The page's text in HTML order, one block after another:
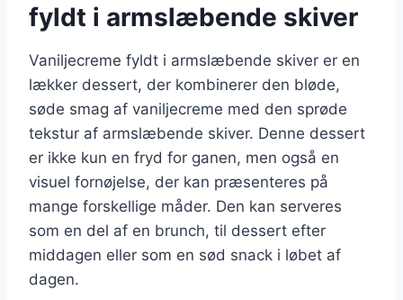
fyldt i armslæbende skiver
Vaniljecreme fyldt i armslæbende skiver er en
lækker dessert, der kombinerer den bløde,
søde smag af vaniljecreme med den sprøde
tekstur af armslæbende skiver. Denne dessert
er ikke kun en fryd for ganen, men også en
visuel fornøjelse, der kan præsenteres på
mange forskellige måder. Den kan serveres
som en del af en brunch, til dessert efter
middagen eller som en sød snack i løbet af
dagen.